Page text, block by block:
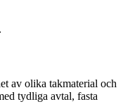
av olika takmaterial och
tydliga avtal, fasta